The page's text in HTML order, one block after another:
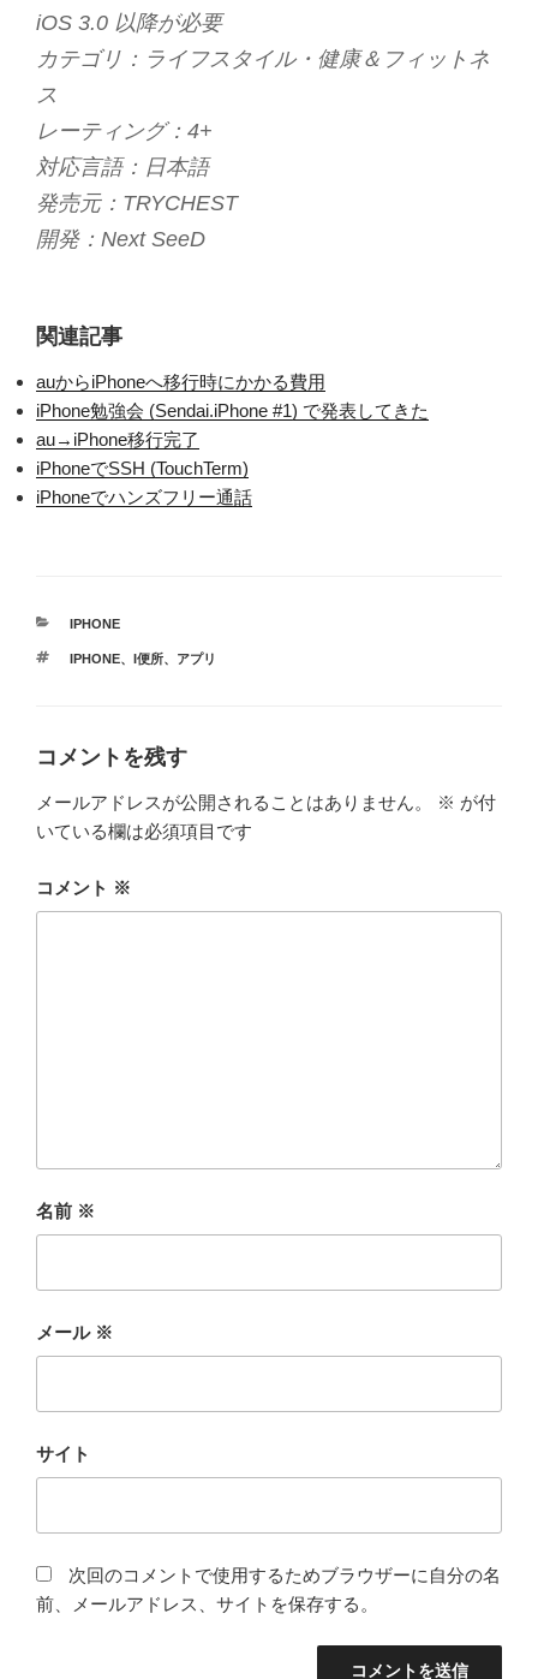
iOS 3.0 以降が必要
カテゴリ：ライフスタイル・健康＆フィットネ
ス
レーティング：4+
対応言語：日本語
発売元：TRYCHEST
開発：Next SeeD
関連記事
auからiPhoneへ移行時にかかる費用
iPhone勉強会 (Sendai.iPhone #1) で発表してきた
au→iPhone移行完了
iPhoneでSSH (TouchTerm)
iPhoneでハンズフリー通話
カ
ゴ
IPHONE
タ
IPHONE、 I便所、 アプリ
コメントを残す
メールアドレスが公開されることはありません。 ※ が付
いている欄は必須項目です
コメント ※
名前 ※
メール ※
サイト
次回のコメントで使用するためブラウザーに自分の名
前、メールアドレス、サイトを保存する。